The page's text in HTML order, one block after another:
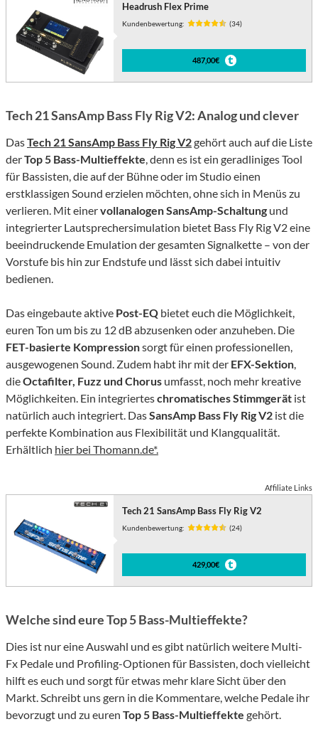
Headrush Flex Prime
Kundenbewertung: (34)
487,00€
Tech 21 SansAmp Bass Fly Rig V2: Analog und clever
DasTech 21 SansAmp Bass Fly Rig V2gehört auch auf die Liste
derTop 5 Bass-Multieffekte, denn es ist ein geradliniges Tool
für Bassisten, die auf der Bühne oder im Studio einen
erstklassigen Sound erzielen möchten, ohne sich in Menüs zu
verlieren. Mit einervollanalogen SansAmp-Schaltung und
integrierter Lautsprechersimulation bietet Bass Fly Rig V2 eine
beeindruckende Emulation der gesamten Signalkette – von der
Vorstufe bis hin zur Endstufe und lässt sich dabei intuitiv
bedienen.
Das eingebaute aktive Post-EQ bietet euch die Möglichkeit,
euren Ton um bis zu 12 dB abzusenken oder anzuheben. Die
FET-basierte Kompressionsorgt für einen professionellen,
ausgewogenen Sound. Zudem habt ihr mit der EFX-Sektion,
dieOctafilter, Fuzz und Chorus umfasst, noch mehr kreative
Möglichkeiten. Ein integrierteschromatisches Stimmgerät ist
natürlich auch integriert. DasSansAmp Bass Fly Rig V2 ist die
perfekte Kombination aus Flexibilität und Klangqualität.
Erhältlich hier bei Thomann.de*.
Affiliate Links
Tech 21 SansAmp Bass Fly Rig V2
Kundenbewertung: (24)
429,00€
Welche sind eure Top 5 Bass-Multieffekte?
Dies ist nur eine Auswahl und es gibt natürlich weitere Multi-
Fx Pedale und Profiling-Optionen für Bassisten, doch vielleicht
hilft es euch und sorgt für etwas mehr klare Sicht über den
Markt. Schreibt uns gern in die Kommentare, welche Pedale ihr
bevorzugt und zu euren Top 5 Bass-Multieffekte gehört.